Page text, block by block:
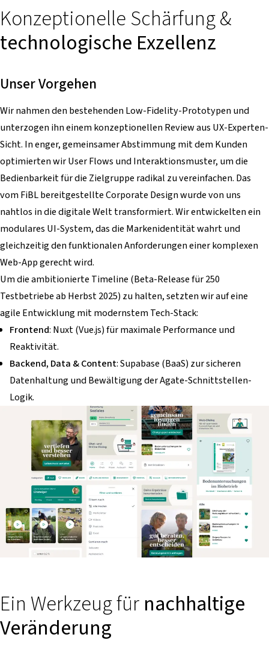
Konzeptionelle Schärfung &
technologische Exzellenz
Unser Vorgehen
Wir nahmen den bestehenden Low-Fidelity-Prototypen und
unterzogen ihn einem konzeptionellen Review aus UX-Experten-
Sicht. In enger, gemeinsamer Abstimmung mit dem Kunden
optimierten wir User Flows und Interaktionsmuster, um die
Bedienbarkeit für die Zielgruppe radikal zu vereinfachen. Das
vom FiBL bereitgestellte Corporate Design wurde von uns
nahtlos in die digitale Welt transformiert. Wir entwickelten ein
modulares UI-System, das die Markenidentität wahrt und
gleichzeitig den funktionalen Anforderungen einer komplexen
Web-App gerecht wird.
Um die ambitionierte Timeline (Beta-Release für 250
Testbetriebe ab Herbst 2025) zu halten, setzten wir auf eine
agile Entwicklung mit modernstem Tech-Stack:
Frontend: Nuxt (Vue.js) für maximale Performance und
Reaktivität.
Backend, Data & Content: Supabase (BaaS) zur sicheren
Datenhaltung und Bewältigung der Agate-Schnittstellen-
Logik.
Ein Werkzeug für nachhaltige
Veränderung